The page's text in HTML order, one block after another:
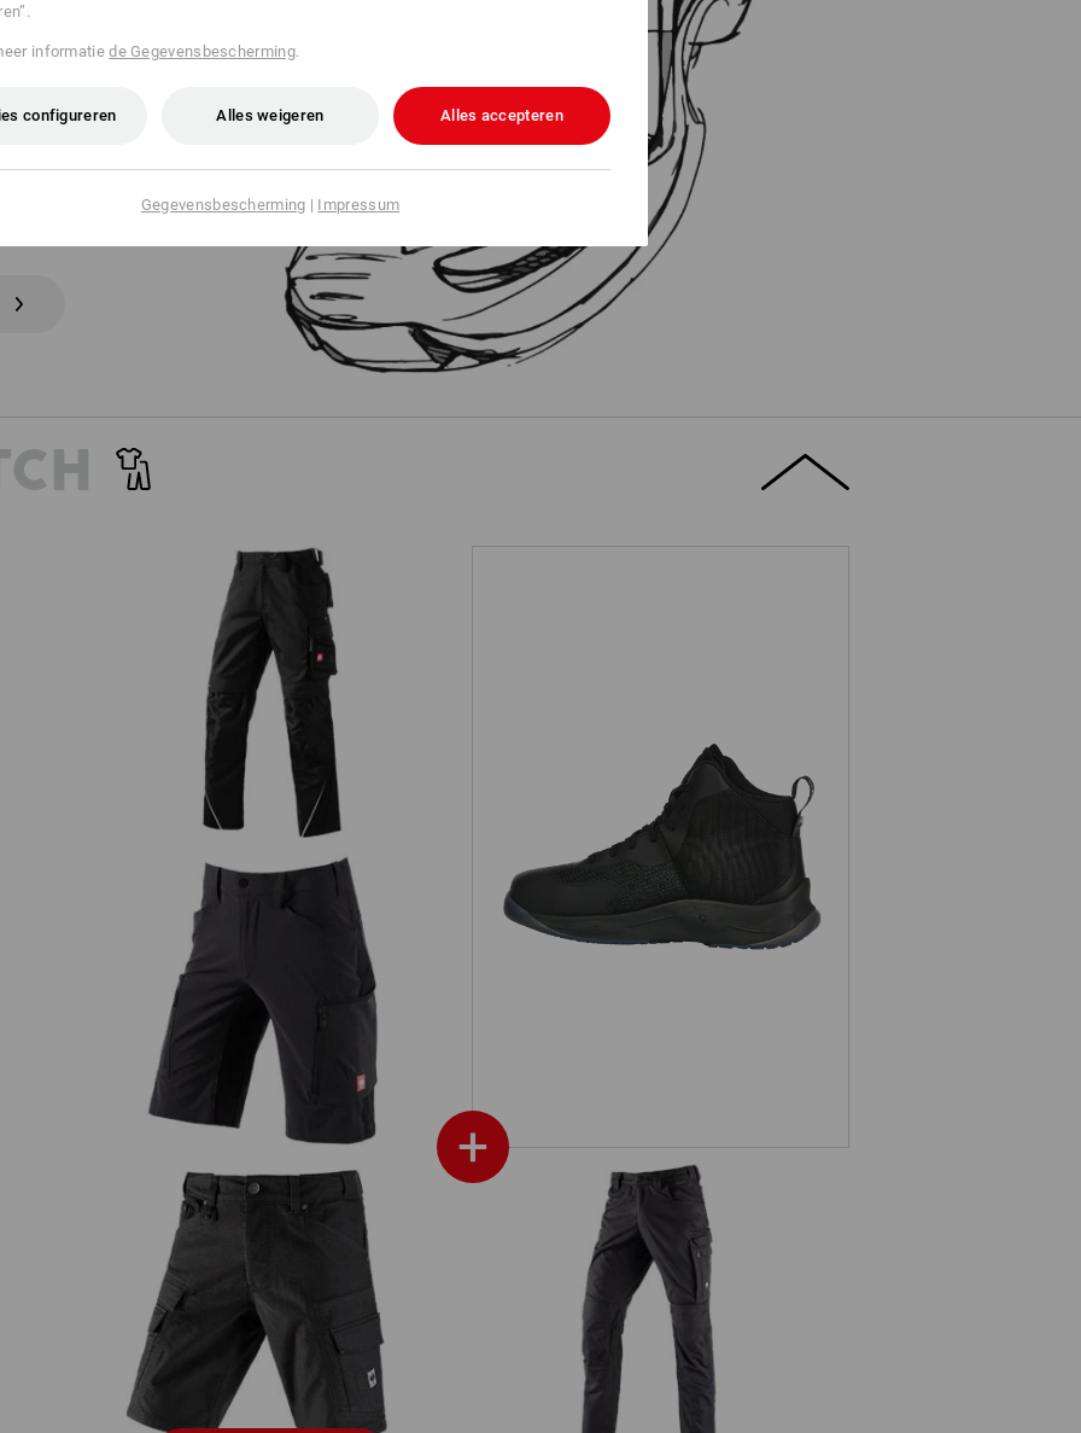
ons gewoon uw
bepaalt uw
S1PS Veiligheidsschoenen e.s.
Marseille mid
+
Werkbroek e.s.motion
Short e.s.vision stretch, heren
Cargoshort e.s.vintage Werkbroek e.s.concrete light
informatiede Gegevensbescherming.
configureren Alles weigeren Alles accepteren
Gegevensbescherming | Impressum